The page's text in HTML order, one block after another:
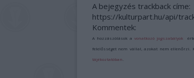
A bejegyzés trackback címe:
https://kulturpart.hu/api/
Kommentek:
A hozzászólások avonatkozó jogszabályok
felelősséget nem vállal, azokat nem ellenőrzi.
tájékoztatóban